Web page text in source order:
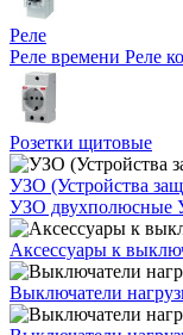
Реле
Реле времени Реле
Розетки щитовые
УЗО (Устройства
УЗО двухполюсные
Аксессуары к
Выключатели